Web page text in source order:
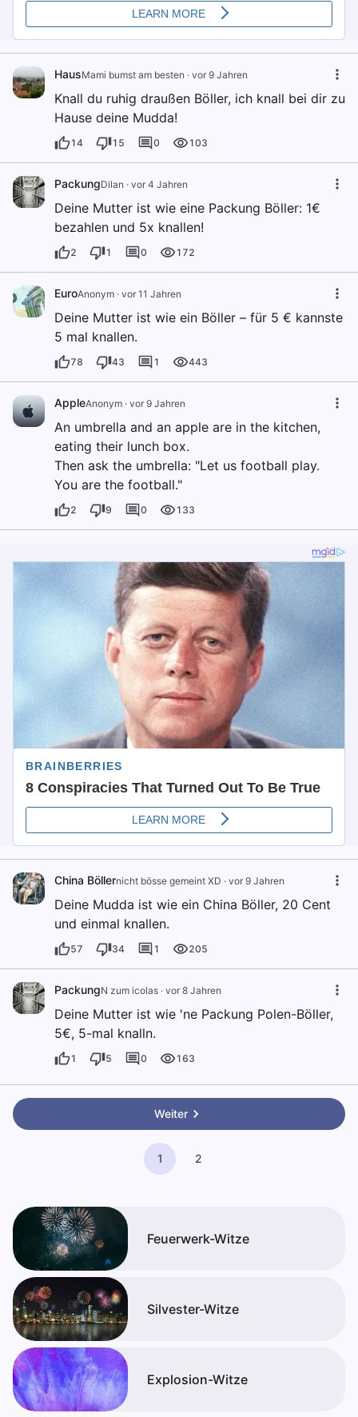
HausMami bumst am besten · vor 9 Jahren
Knall du ruhig draußen Böller, ich knall bei dir zu
Hause deine Mudda!
14 15 0 103
PackungDilan · vor 4 Jahren
Deine Mutter ist wie eine Packung Böller: 1€
bezahlen und 5x knallen!
2 1 0 172
EuroAnonym · vor 11 Jahren
Deine Mutter ist wie ein Böller – für 5 € kannste
5 mal knallen.
78 43 1 443
AppleAnonym · vor 9 Jahren
An umbrella and an apple are in the kitchen,
eating their lunch box.
Then ask the umbrella: "Let us football play.
You are the football."
2 9 0 133
China Böllernicht bösse gemeint XD · vor 9 Jahren
Deine Mudda ist wie ein China Böller, 20 Cent
und einmal knallen.
57 34 1 205
PackungN zum icolas · vor 8 Jahren
Deine Mutter ist wie 'ne Packung Polen-Böller,
5€, 5-mal knalln.
1 5 0 163
Weiter
1 2
Feuerwerk-Witze
Silvester-Witze
Explosion-Witze